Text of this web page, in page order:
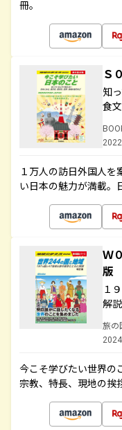
冊。
Ｓ
知
食
１万人の訪日外国人
い日本の魅力が満載。
Ｗ
版
１
解説
旅の
今こそ学びたい世界の
宗教、特長、現地の挨